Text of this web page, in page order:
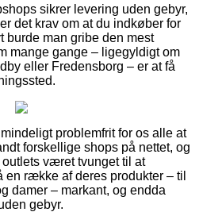
sikrer levering uden gebyr,
det krav om at du indkøber for
man gribe den mest
mange gange – ligegyldigt om
eller Fredensborg – er at få
problemfrit for os alle at
forskellige shops på nettet, og
været tvunget til at
række af deres produkter – til
damer – markant, og endda
gebyr.